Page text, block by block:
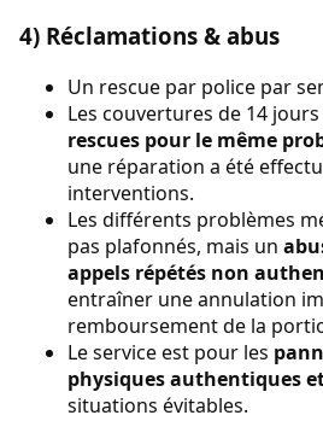
4) Réclamations & abus
Un rescue par police par
Les couvertures de 14
rescues pour le même
une réparation a été
interventions.
Les différents problèmes
pas plafonnés, mais un
appels répétés non
entraîner une annulation
remboursement de la
Le service est pour les
physiques authentiques
situations évitables.